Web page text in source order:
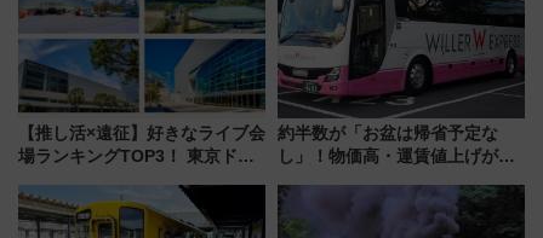
【推し活×遠征】好きなライブ会
場ランキングTOP3！ 東京ドー
由と交通アクセス術、ライブ会
場に何を求める？
約半数が「お盆は帰省予定な
し」！物価高・運賃値上げが財
りたいけど……【WILLER お盆
帰省動向調査】